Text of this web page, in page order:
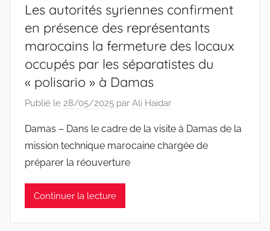
Les autorités syriennes confirment
en présence des représentants
marocains la fermeture des locaux
occupés par les séparatistes du
« polisario » à Damas
Publié le 28/05/2025 par Ali Haidar
Damas – Dans le cadre de la visite à Damas de la
mission technique marocaine chargée de
préparer la réouverture
Continuer la lecture